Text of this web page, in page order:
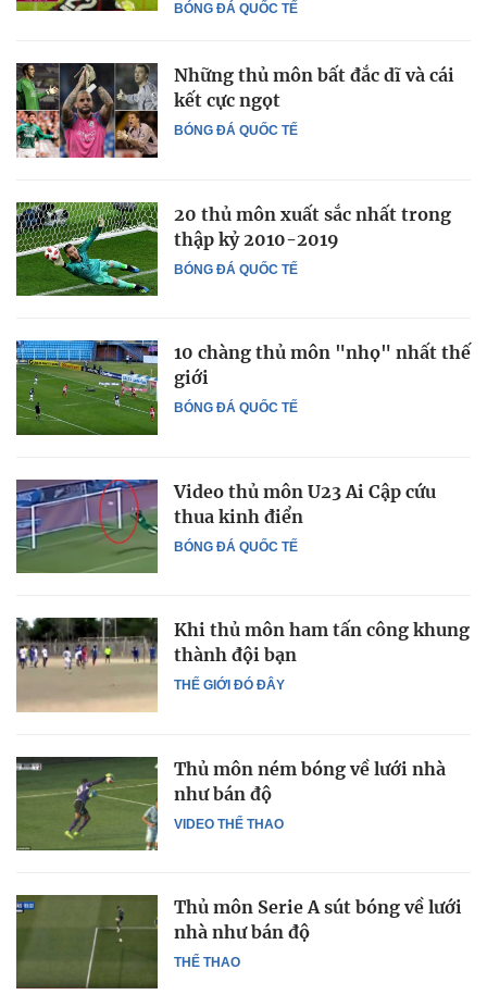
BÓNG ĐÁ QUỐC TẾ
BÓNG ĐÁ QUỐC TẾ
Những thủ môn bất đắc dĩ và cái
kết cực ngọt
BÓNG ĐÁ QUỐC TẾ
20 thủ môn xuất sắc nhất trong
thập kỷ 2010-2019
BÓNG ĐÁ QUỐC TẾ
10 chàng thủ môn "nhọ" nhất thế
giới
BÓNG ĐÁ QUỐC TẾ
Video thủ môn U23 Ai Cập cứu
thua kinh điển
THẾ GIỚI ĐÓ ĐÂY
Khi thủ môn ham tấn công khung
thành đội bạn
VIDEO THỂ THAO
Thủ môn ném bóng về lưới nhà
như bán độ
THỂ THAO
Thủ môn Serie A sút bóng về lưới
nhà như bán độ